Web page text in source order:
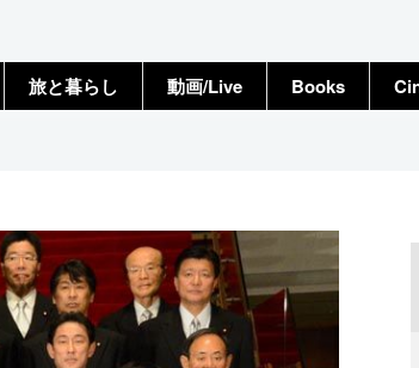
旅と暮らし 動画/Live Books